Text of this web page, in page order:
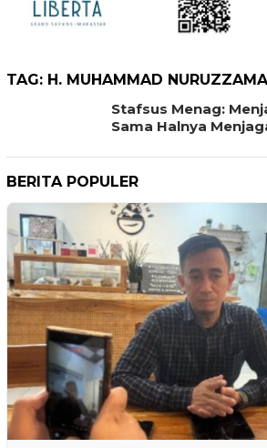
TAG: H. MUHAMMAD
Stafsus Menag:
Sama Halnya
BERITA POPULER